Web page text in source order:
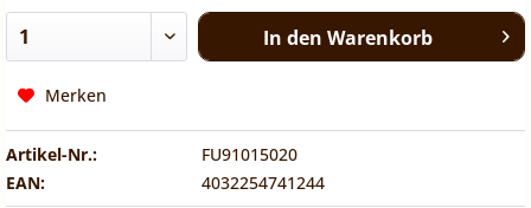
In den Warenkorb
Merken
Artikel-Nr.:
FU91015020
EAN:
4032254741244